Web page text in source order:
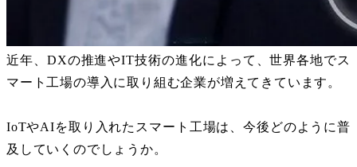
近年、 DXの推進やIT技術の進化によって、世界各地でス
マート工場の導入に取り組む企業が増えてきています。
IoTやAIを取り入れたスマート工場は、今後どのように普
及していくのでしょうか。